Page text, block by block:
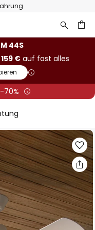
44S
€auf fast alles
70%